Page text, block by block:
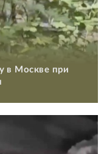
в Москве при